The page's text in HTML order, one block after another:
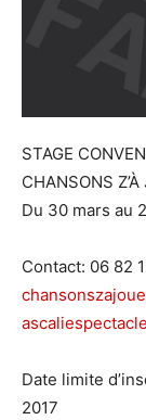
STAGE
CHANSONS
Du 30 mars au
Contact: 06 82
Date limite
2017